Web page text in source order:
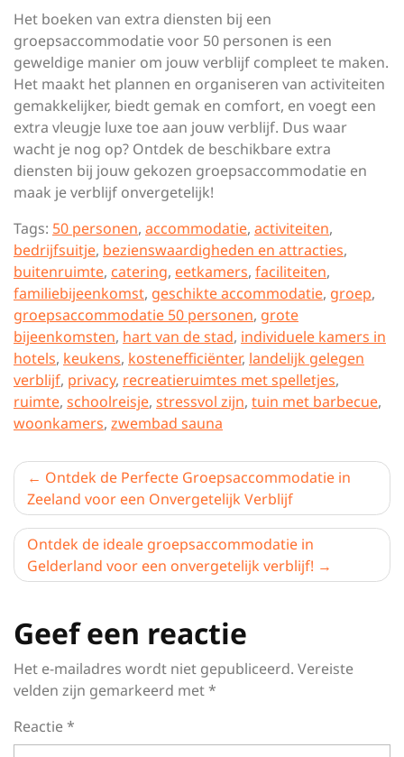
Het boeken van extra diensten bij een
groepsaccommodatie voor 50 personen is een
geweldige manier om jouw verblijf compleet te maken.
Het maakt het plannen en organiseren van activiteiten
gemakkelijker, biedt gemak en comfort, en voegt een
extra vleugje luxe toe aan jouw verblijf. Dus waar
wacht je nog op? Ontdek de beschikbare extra
diensten bij jouw gekozen groepsaccommodatie en
maak je verblijf onvergetelijk!
Tags: 50 personen, accommodatie, activiteiten,
bedrijfsuitje, bezienswaardigheden en attracties,
buitenruimte, catering, eetkamers, faciliteiten,
familiebijeenkomst, geschikte accommodatie, groep,
groepsaccommodatie 50 personen, grote
bijeenkomsten, hart van de stad, individuele kamers in
hotels, keukens, kostenefficiënter, landelijk gelegen
verblijf, privacy, recreatieruimtes met spelletjes,
ruimte, schoolreisje, stressvol zijn, tuin met barbecue,
woonkamers, zwembad sauna
Berichtnavigatie
Ontdek de Perfecte Groepsaccommodatie in
Zeeland voor een Onvergetelijk Verblijf
Ontdek de ideale groepsaccommodatie in
Gelderland voor een onvergetelijk verblijf!
Geef een reactie
Het e-mailadres wordt niet gepubliceerd. Vereiste
velden zijn gemarkeerd met*
Reactie*